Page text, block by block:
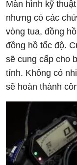
Màn hình kỹ
nhưng có các
vòng tua, đồng
đồng hồ tốc độ.
sẽ cung cấp cho
tính. Không có
sẽ hoàn thành